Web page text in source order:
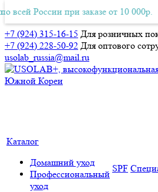
+7 (924) 315-16-15 Для розничных
+7 (924) 228-50-92 Для оптового
usolab_russia@mail.ru
Авиа-доставка по всей России
при заказе от 10 000р.
Каталог
Домашний уход
Профессиональный
уход
SPF